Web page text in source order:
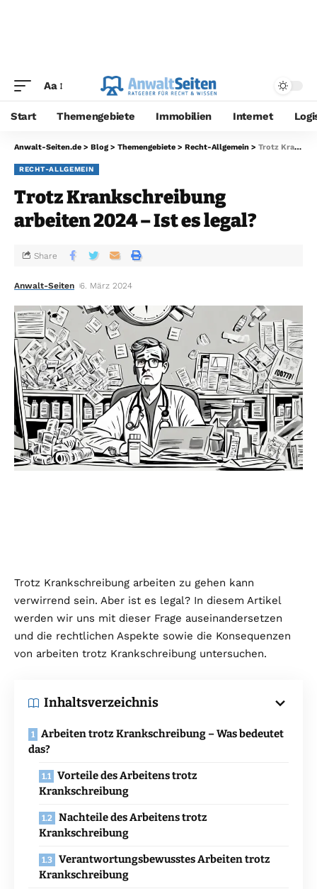
Aa
Start Themengebiete Immobilien Internet
Anwalt-Seiten.de > Blog > Themengebiete > Recht-Allgemein > Trotz Krankschreibung arbeiten 2024 – Ist es legal?
RECHT-ALLGEMEIN
Trotz Krankschreibung
arbeiten 2024 – Ist es legal?
Anwalt-Seiten 6. März 2024
Share
Trotz Krankschreibung arbeiten zu gehen kann
verwirrend sein. Aber ist es legal? In diesem Artikel
werden wir uns mit dieser Frage auseinandersetzen
und die rechtlichen Aspekte sowie die Konsequenzen
von arbeiten trotz Krankschreibung untersuchen.
Inhaltsverzeichnis
Arbeiten trotz Krankschreibung – Was bedeutet
das?
Vorteile des Arbeitens trotz
Krankschreibung
Nachteile des Arbeitens trotz
Krankschreibung
Verantwortungsbewusstes Arbeiten trotz
Krankschreibung